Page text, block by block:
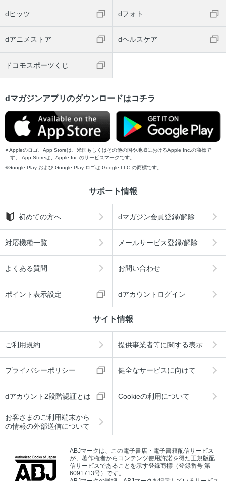
dヒッツ dフォト
dアニメストア dヘルスケア
ドコモスポーツくじ
dマガジンアプリのダウンロードはコチラ
Appleのロゴ、App Storeは、米国もしくはその他の国や地域におけるApple Inc.の商標で
す。 App Storeは、Apple Inc.のサービスマークです。
Google Play および Google Play ロゴは Google LLC の商標です。
サポート情報
初めての方へ dマガジン会員登録/解除
対応機種一覧 メールサービス登録/解除
よくある質問 お問い合わせ
ポイント表示設定 dアカウントログイン
サイト情報
ご利用規約 提供事業者等に関する表示
プライバシーポリシー 健全なサービスに向けて
dアカウント2段階認証とは Cookieの利用について
お客さまのご利用端末から
の情報の外部送信について
ABJマークは、この電子書店・電子書籍配信サービス
が、著作権者からコンテンツ使用許諾を得た正規版配
信サービスであることを示す登録商標（登録番号 第
6091713号）です。